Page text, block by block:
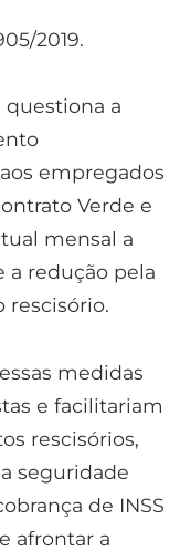
2019.
questiona a
empregados
Verde e
mensal a
a redução pela
rescisório.
medidas
e facilitariam
rescisórios,
seguridade
de INSS
afrontar a